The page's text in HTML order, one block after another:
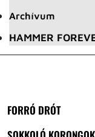
Archívum
HAMMER
FORRÓ DRÓT